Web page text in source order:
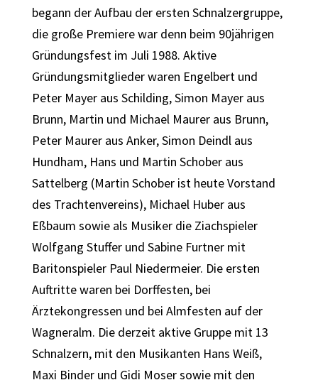
begann der Aufbau der ersten Schnalzergruppe,
die große Premiere war denn beim 90jährigen
Gründungsfest im Juli 1988. Aktive
Gründungsmitglieder waren Engelbert und
Peter Mayer aus Schilding, Simon Mayer aus
Brunn, Martin und Michael Maurer aus Brunn,
Peter Maurer aus Anker, Simon Deindl aus
Hundham, Hans und Martin Schober aus
Sattelberg (Martin Schober ist heute Vorstand
des Trachtenvereins), Michael Huber aus
Eßbaum sowie als Musiker die Ziachspieler
Wolfgang Stuffer und Sabine Furtner mit
Baritonspieler Paul Niedermeier. Die ersten
Auftritte waren bei Dorffesten, bei
Ärztekongressen und bei Almfesten auf der
Wagneralm. Die derzeit aktive Gruppe mit 13
Schnalzern, mit den Musikanten Hans Weiß,
Maxi Binder und Gidi Moser sowie mit den